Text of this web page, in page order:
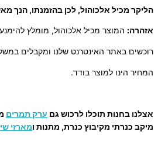
הליקר מכיל אלכוהול, לכן בהזמנתו, הנך
אזהרה: המוצר מכיל אלכוהול, מומלץ
רוכשים באתר האינטרנט שלנו ומקבלים
המחיר הינו למוצר בודד.
אצלנו בחנות תוכלו לרכוש גם ערק תמרים
מיקב כנרתי מקיבוץ כנרת, מתנות ומארזי שי